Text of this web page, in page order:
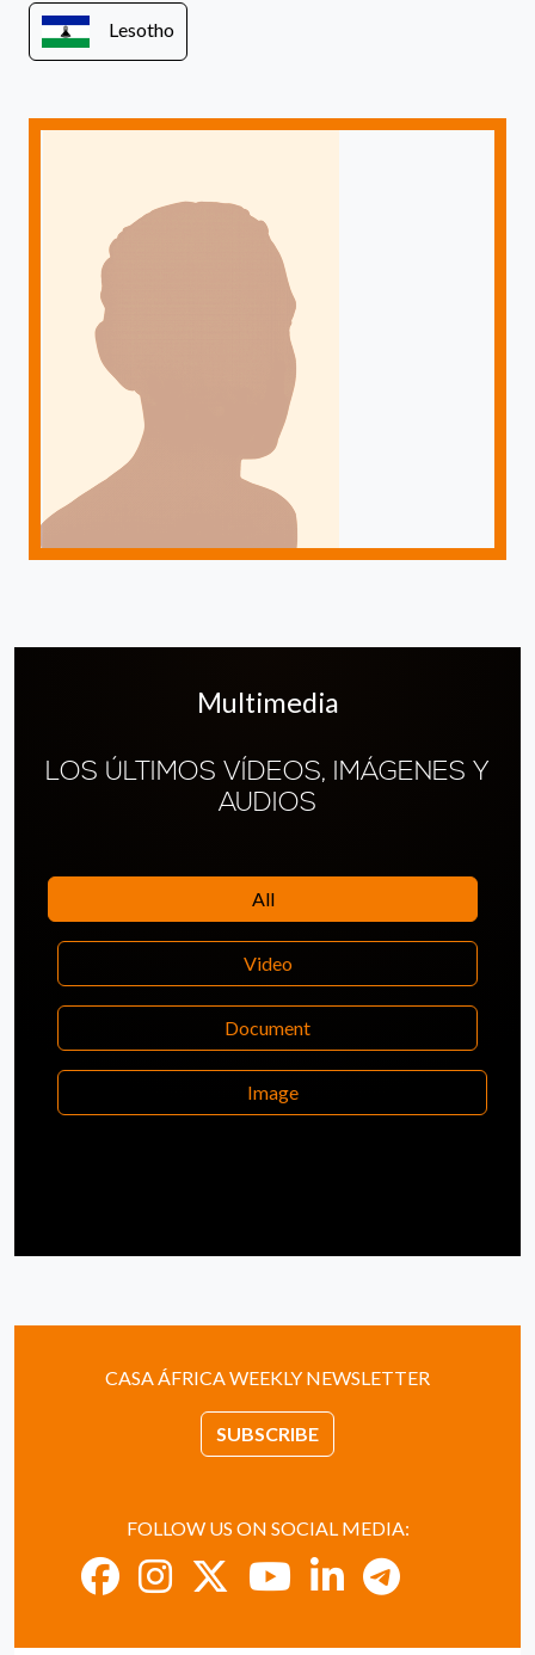
Lesotho
Multimedia
LOS ÚLTIMOS VÍDEOS, IMÁGENES Y
AUDIOS
All
Video
Document
Image
CASA ÁFRICA WEEKLY NEWSLETTER
SUBSCRIBE
FOLLOW US ON SOCIAL MEDIA: